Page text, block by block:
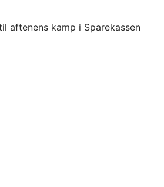
aftenens kamp i Sparekassen